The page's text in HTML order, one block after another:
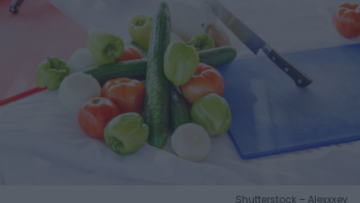
Shutterstock – Alexxxey